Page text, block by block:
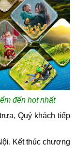
đến hot nhất
Quý khách tiếp
Kết thúc chương